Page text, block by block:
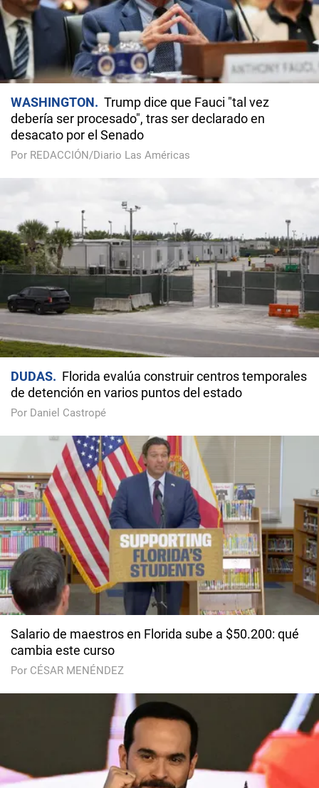
WASHINGTON
Trump dice que Fauci "tal vez
debería ser procesado", tras ser declarado en
desacato por el Senado
Por REDACCIÓN/Diario Las Américas
DUDAS
Florida evalúa construir centros temporales
de detención en varios puntos del estado
Por Daniel Castropé
Salario de maestros en Florida sube a $50.200: qué
cambia este curso
Por CÉSAR MENÉNDEZ